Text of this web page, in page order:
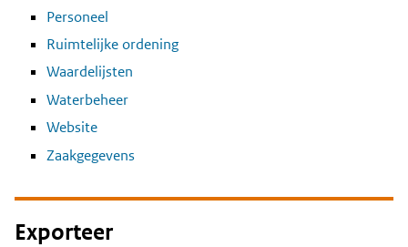
Personeel
Ruimtelijke ordening
Waardelijsten
Waterbeheer
Website
Zaakgegevens
Exporteer